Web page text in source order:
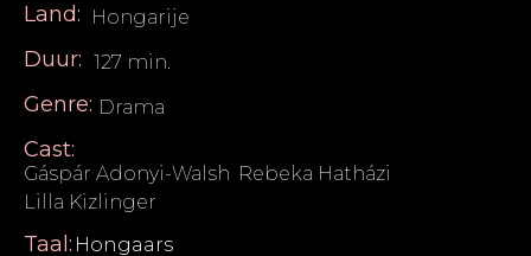
Land: Hongarije
Duur: 127 min.
Genre: Drama
Cast:
Gáspár Adonyi-Walsh Rebeka Hatházi
Lilla Kizlinger
Taal: Hongaars